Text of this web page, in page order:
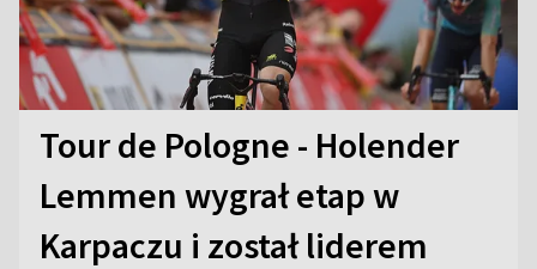
Tour de Pologne - Holender
Lemmen wygrał etap w
Karpaczu i został liderem